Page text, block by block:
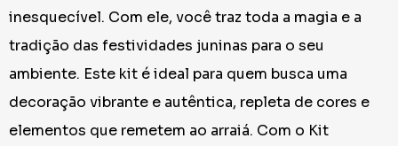
inesquecível. Com ele, você traz toda a magia e a
tradição das festividades juninas para o seu
ambiente. Este kit é ideal para quem busca uma
decoração vibrante e autêntica, repleta de cores e
elementos que remetem ao arraiá. Com o Kit